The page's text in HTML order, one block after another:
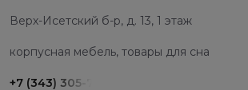
Верх-Исетский б-р, д. 13, 1 этаж
корпусная мебель, товары для сна
+7 (343) 305-74-37